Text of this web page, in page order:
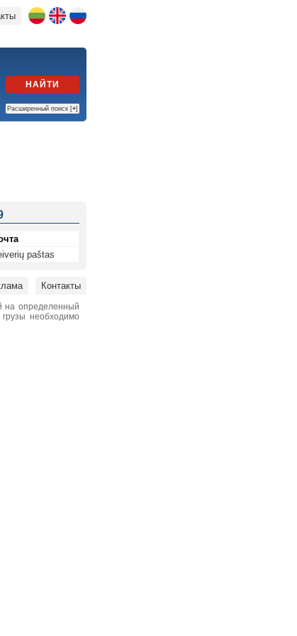
НАЙТИ
Расширенный поиск [+]
paštas
Контакты
на определенный
необходимо